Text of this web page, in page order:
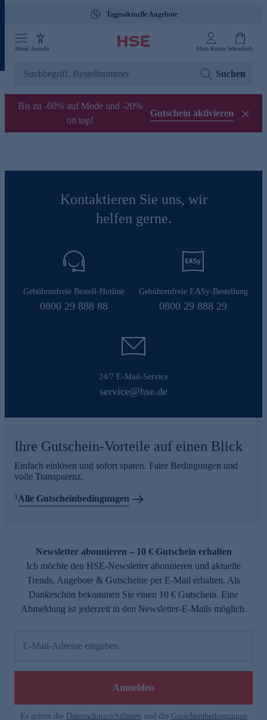
Tagesaktuelle Angebote
Menü Ansicht Mein Konto Warenkorb
Suchen
Bis zu -60% auf Mode und -20%
on top!
Gutschein aktivieren
Kontaktieren Sie uns, wir
helfen gerne.
Gebührenfreie Bestell-Hotline
0800 29 888 88
Gebührenfreie EASy-Bestellung
0800 29 888 29
24/7 E-Mail-Service
service@hse.de
Ihre Gutschein-Vorteile auf einen Blick
Einfach einlösen und sofort sparen. Faire Bedingungen und
volle Transparenz.
1Alle Gutscheinbedingungen
Newsletter abonnieren – 10 € Gutschein erhalten
Ich möchte den HSE-Newsletter abonnieren und aktuelle
Trends, Angebote & Gutscheine per E-Mail erhalten. Als
Dankeschön bekommen Sie einen 10 € Gutschein. Eine
Abmeldung ist jederzeit in den Newsletter-E-Mails möglich.
E-Mail-Adresse eingeben
Anmelden
Es gelten die Datenschutzrichtlinien und die Gutscheinbedingungen